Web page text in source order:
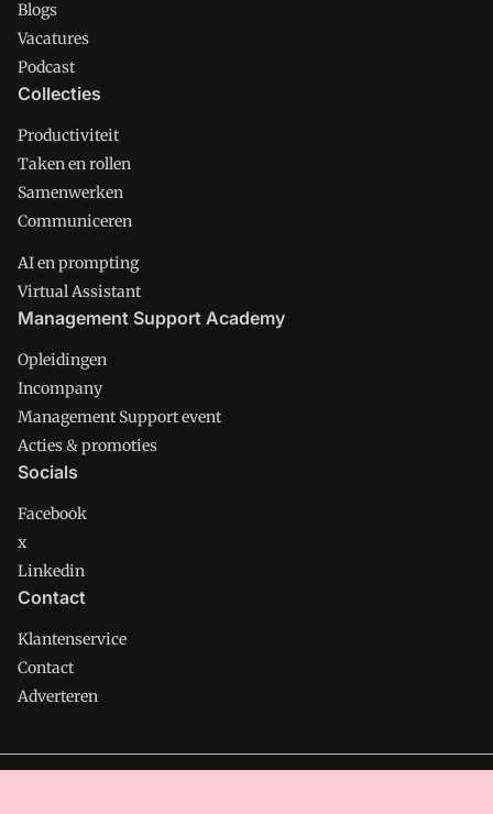
Blogs
Vacatures
Podcast
Collecties
Productiviteit
Taken en rollen
Samenwerken
Communiceren
AI en prompting
Virtual Assistant
Management Support Academy
Opleidingen
Incompany
Management Support event
Acties & promoties
Socials
Facebook
x
Linkedin
Contact
Klantenservice
Contact
Adverteren